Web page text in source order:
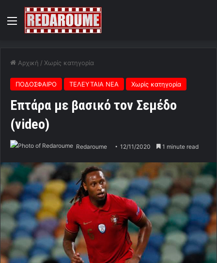
Menu
Αρχική / Χωρίς κατηγορία
ΠΟΔΟΣΦΑΙΡΟ ΤΕΛΕΥΤΑΙΑ ΝΕΑ Χωρίς κατηγορία
Επτάρα με βασικό τον Σεμέδο
(video)
Redaroume 12/11/2020 1 minute read